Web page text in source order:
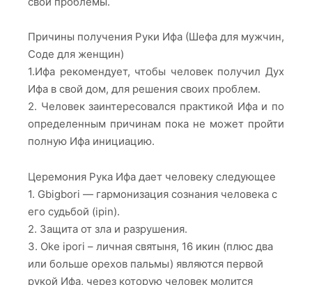
Причины получения Руки Ифа (Шефа для мужчин,
Соде для женщин)
1.Ифа рекомендует, чтобы человек получил Дух
Ифа в свой дом, для решения своих проблем.
2. Человек заинтересовался практикой Ифа и по
определенным причинам пока не может пройти
полную Ифа инициацию.
Церемония Рука Ифа дает человеку следующее
1. Gbigbori — гармонизация сознания человека с
его судьбой (ipin).
2. Защита от зла и разрушения.
3. Oke ipori – личная святыня, 16 икин (плюс два
или больше орехов пальмы) являются первой
рукой Ифа, через которую человек молится